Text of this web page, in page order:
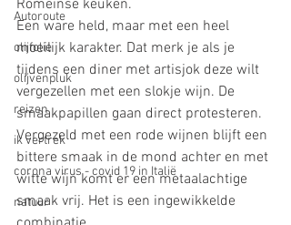
Autoroute
olijfolie
olijvenpluk
reizen
ik vertrek
corona virus - covid 19 in Italië
natuur
Romeinse keuken.
Een ware held, maar met een heel
moeilijk karakter. Dat merk je als je
tijdens een diner met artisjok deze wilt
vergezellen met een slokje wijn. De
smaakpapillen gaan direct protesteren.
Vergezeld met een rode wijnen blijft een
bittere smaak in de mond achter en met
witte wijn komt er een metaalachtige
smaak vrij. Het is een ingewikkelde